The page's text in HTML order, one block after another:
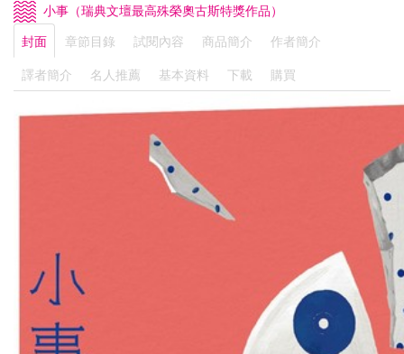
小事（瑞典文壇最高殊榮奧古斯特獎作品）
封面
章節目錄 試閱內容 商品簡介
作者簡介
譯者簡介
名人推薦 基本資料 下載 購買